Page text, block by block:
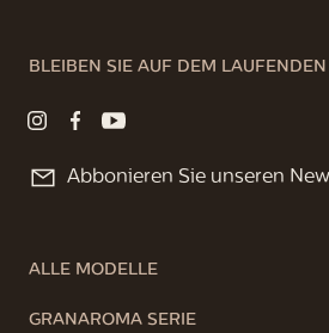
BLEIBEN SIE AUF DEM LAUFENDEN
Abbonieren Sie unseren
ALLE MODELLE
GRANAROMA SERIE